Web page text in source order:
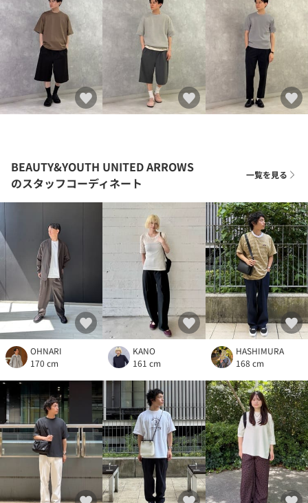
BEAUTY&YOUTH UNITED ARROWS
のスタッフコーディネート
一覧を見る
OHNARI
170 cm
KANO
161 cm
HASHIMURA
168 cm